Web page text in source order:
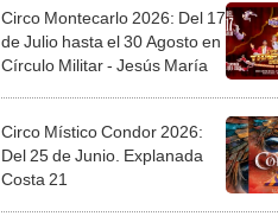
Circo Montecarlo 2026: Del 17
de Julio hasta el 30 Agosto en
Círculo Militar - Jesús María
Circo Místico Condor 2026:
Del 25 de Junio. Explanada
Costa 21